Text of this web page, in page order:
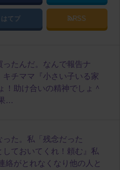
はてブ RSS
ったんだ。なんで報告ナ
キチママ『小さい子いる家
！助け合いの精神でしょ＾
…
た。私「残念だった
ておいてくれ！頼む』私
絡がとれなくなり他の人と